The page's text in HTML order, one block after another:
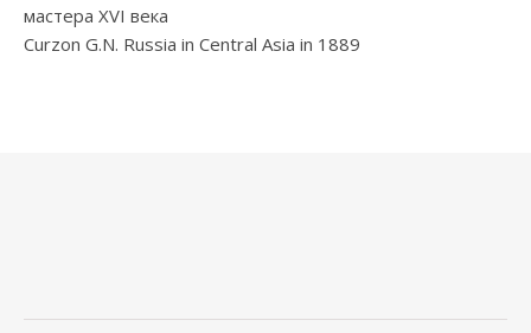
мастера XVI века
Curzon G.N. Russia in Central Asia in 1889